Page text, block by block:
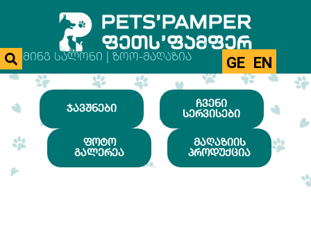
ᲒᲠᲣᲛᲘᲜᲒ ᲡᲐᲚᲝᲜᲘ | ᲖᲝᲝ-ᲛᲐᲦᲐᲖᲘᲐ GE EN
ᲯᲐᲕᲨᲜᲔᲑᲘ
ᲩᲕᲔᲜᲘ
ᲡᲔᲠᲕᲘᲡᲔᲑᲘ
ᲤᲝᲢᲝ
ᲒᲐᲚᲔᲠᲔᲐ
ᲛᲐᲦᲐᲖᲘᲘᲡ
ᲞᲠᲝᲓᲣᲥᲪᲘᲐ